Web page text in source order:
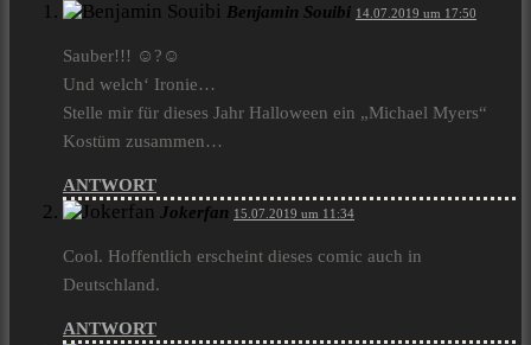
Benjamin Souibi 14.07.2019 um 17:50
Sauber!!! ☺?☺
Und welch‘ Ironie…
Stelle mir für dieses Jahr Halloween ein „Michael Myers“
Kostüm zusammen…
ANTWORT
Jokerfan 15.07.2019 um 11:34
Cool. Hoffentlich erscheint dieses comic auch in
Deutschland.
ANTWORT